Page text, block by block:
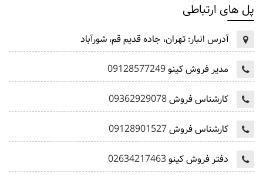
پل های ارتباطی
آدرس انبار: تهران، جاده قدیم قم، شورآباد
مدیر فروش کینو09128577249
کارشناس فروش09362929078
کارشناس فروش09128901527
دفتر فروش کینو02634217463